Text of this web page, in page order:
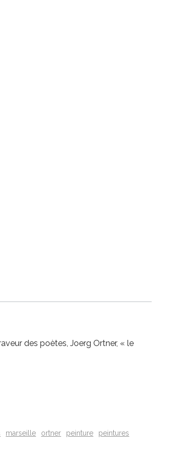
des poètes, Joerg Ortner, « le
marseille ortner peinture
peintures